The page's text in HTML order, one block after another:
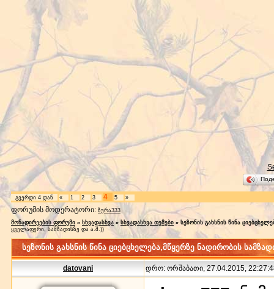
გვერდი 4 დან « 1 2 3 4 5 »
ფორუმის მოდერატორი: ზურა333
მონადირეების ფორუმი » სხვადასხვა » სხვადასხვა თემები » სეზონის გახსნის წინა
ყველაფერი, სამზადისზე და ა.შ.))
სეზონის გახსნის წინა ციებცხელება,მწყერზე ნადირობის
datovani დრო: ორშაბათი, 27.04.2015,